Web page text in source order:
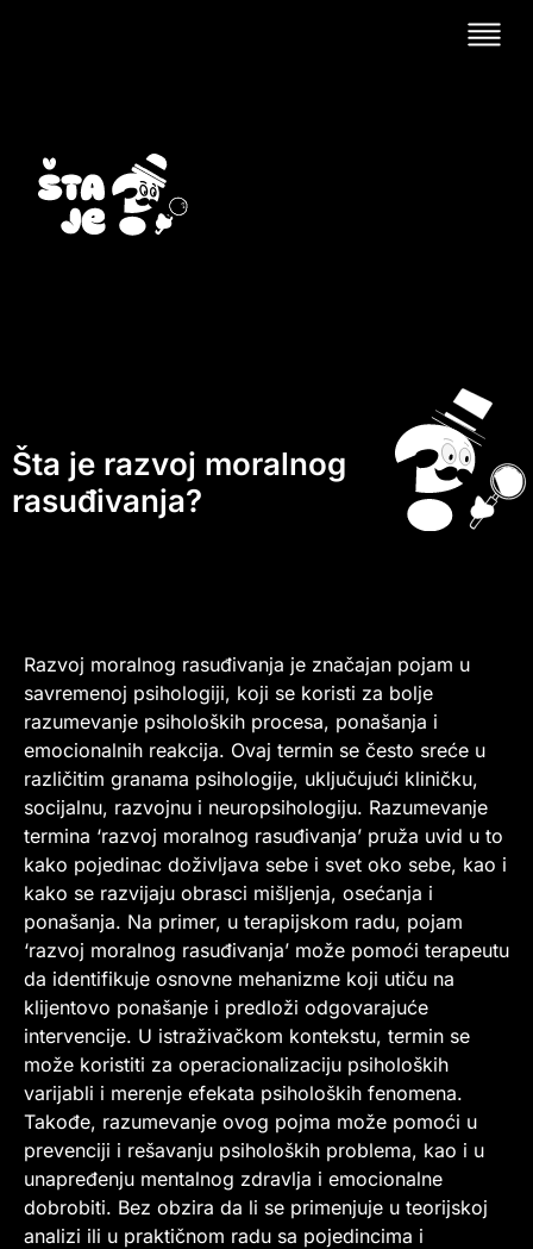
Šta je razvoj moralnog
rasuđivanja?
Razvoj moralnog rasuđivanja je značajan pojam u
savremenoj psihologiji, koji se koristi za bolje
razumevanje psiholoških procesa, ponašanja i
emocionalnih reakcija. Ovaj termin se često sreće u
različitim granama psihologije, uključujući kliničku,
socijalnu, razvojnu i neuropsihologiju. Razumevanje
termina ‘razvoj moralnog rasuđivanja’ pruža uvid u to
kako pojedinac doživljava sebe i svet oko sebe, kao i
kako se razvijaju obrasci mišljenja, osećanja i
ponašanja. Na primer, u terapijskom radu, pojam
‘razvoj moralnog rasuđivanja’ može pomoći terapeutu
da identifikuje osnovne mehanizme koji utiču na
klijentovo ponašanje i predloži odgovarajuće
intervencije. U istraživačkom kontekstu, termin se
može koristiti za operacionalizaciju psiholoških
varijabli i merenje efekata psiholoških fenomena.
Takođe, razumevanje ovog pojma može pomoći u
prevenciji i rešavanju psiholoških problema, kao i u
unapređenju mentalnog zdravlja i emocionalne
dobrobiti. Bez obzira da li se primenjuje u teorijskoj
analizi ili u praktičnom radu sa pojedincima i